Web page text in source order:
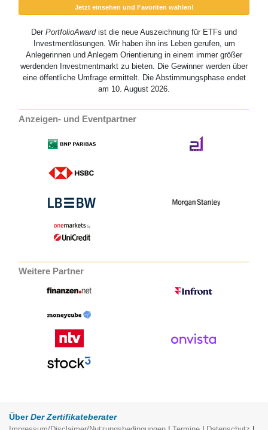
Jetzt einsehen und Favoriten wählen!
Der PortfolioAwardist die neue Auszeichnung für ETFs und
Investmentlösungen. Wir haben ihn ins Leben gerufen, um
Anlegerinnen und Anlegern Orientierung in einem immer größer
werdenden Investmentmarkt zu bieten. Die Gewinner werden über
eine öffentliche Umfrage ermittelt. Die Abstimmungsphase endet
am 10. August 2026.
Anzeigen- und Eventpartner
Weitere Partner
Über Der Zertifikateberater